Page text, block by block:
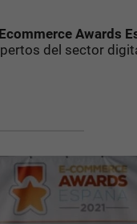
Ecommerce Awards
del sector